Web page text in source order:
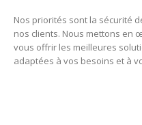
Nos priorités sont la sécurité
nos clients. Nous mettons en
vous offrir les meilleures
adaptées à vos besoins et à